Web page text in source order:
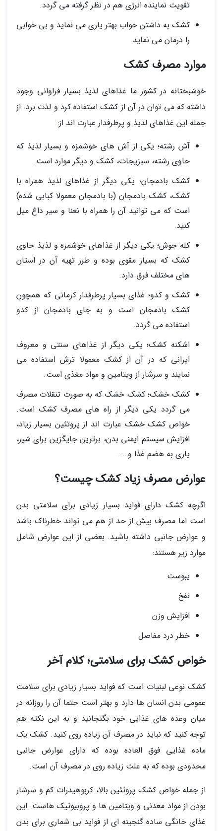
تقویت نماینده انرژی هم در نظر گرفته می گردد.
کشک به داشتن خواب بهتر یاری می نماید و بی خوابی
را درمان می نماید.
موارد مصرف کشک
خوشبختانه در کشور ما غذاهای لذیذ بسیار فراوانی وجود
داشته که می توان در آن از کشک استفاده کرد و لذت برد. از
جمله این غذاهای لذیذ و پرطرفدار عبارت اند از:
آش رشته؛ یکی از آش های خوشمزه و بسیار لذیذ که
حاوی رشته، سبزیجات، کشک و دیگر موارد است.
کشک بادمجان؛ یکی دیگر از غذاهای لذیذ همراه با
کشک، کشک بادمجان (با بادمجان معمولا کبابی شده)
است که می توانید آن را همراه با نعنا و سیر داغ میل
کنید.
کله جوش؛ یکی دیگر از غذاهای خوشمزه و لذیذ حاوی
کشک که بسیار مقوی بوده و طرز تهیه آن در استان
های مختلف فرق دارد.
کشک و کدو؛ غذای بسیار پرطرفدار کرمانی که همچون
کشک بادمجان است و به جای بادمجان از کدو
استفاده می گردد.
اشکنه کشک؛ یکی دیگر از غذاهای سنتی و معروف
ایرانی که در آن از کشک معمولا ترش استفاده می
نمایند و سرشار از ویتامین و مواد مغذی است.
کشک خشک؛ کشک خشک که به صورت تنقلات مصرف
می گردد یکی دیگر از راه های مصرف کشک است.
خواص کشک خشک عبارت اند از پروتئین بسیار زیاد،
افزایش سیستم ایمنی بدن، برترین جایگزین برای شیر،
یاری به هضم غذا و… .
عوارض مصرف زیاد کشک چیست؟
اگرچه کشک دارای فواید بسیار زیادی برای سلامتی بدن
است اما مصرف بیش از حد از هم می تواند خطرناک باشد
و عوارض جانبی داشته باشید. بعضی از این عوارض شامل
موارد زیر هستند:
یبوست
نفخ
افزایش وزن
خطر درد مفاصل
خواص کشک برای سلامتی؛ کلام آخر
کشک نوعی لبنیات است که فواید بسیار زیادی برای سلامت
عمومی بدن انسان ها دارد و بهتر است حتما آن را روزانه در
میان وعده های غذایی خود بگنجانید و به این نکته هم
توجه کنید که نباید در مصرف آن زیاده روی کنید. کشک یک
ماده غذایی فوق العاده بوده که دارای عوارض جانبی
محدودی بوده که به علت زیاده روی در مصرف آن است.
از جمله خواص کشک پروتئین بالا، کربوهیدرات کم و سرشار
بودن از مواد معدنی و ویتامین ها و پروبیوتیک هاست. این
غذای خانگی ساده گنجینه ای از فواید بی شماری برای بدن